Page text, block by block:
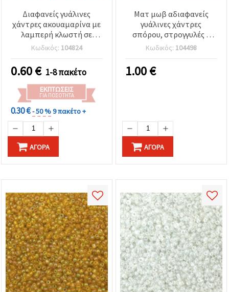
Διαφανείς γυάλινες
χάντρες ακουαμαρίνα με
λαμπερή κλωστή σε
ασημί απόχρωση, 3 mm,
50 g, για DIY χειροτεχνίες
και κοσμήματα
Κωδικός: 104824
0.60€ 1-8 πακέτο
ΕΚΠΤΏΣΕΙΣ
ΓΙΑ ΠΟΣΌΤΗΤΑ
0.30 €- 50 %9 πακέτο +
ΑΓΟΡΆ
Ματ μωβ αδιαφανείς
γυάλινες χάντρες
σπόρου, στρογγυλές 3
mm, με βαμμένο
φινίρισμα, συσκευασία 50
g για κατασκευή
κοσμημάτων, πλέξιμο με
Κωδικός: 104498
1.00€
ΑΓΟΡΆ